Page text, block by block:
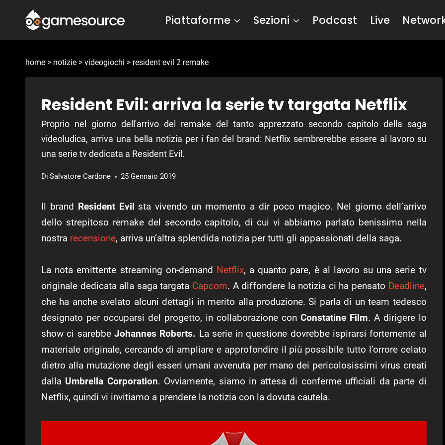
contenuto
Piattaforme Sezioni Podcast Live
home > notizie > videogiochi > resident evil 2 remake
Resident Evil: arriva la serie tv targata Netflix
Proprio nel giorno dell'arrivo del remake del tanto apprezzato secondo capitolo della saga
videoludica, arriva una bella notizia per i fan del brand: Netflix sembrerebbe essere al lavoro su
una serie tv dedicata a Resident Evil.
Di Salvatore Cardone 25 Gennaio 2019
Il brand Resident Evil sta vivendo un momento a dir poco magico. Nel giorno dell’arrivo
dello strepitoso remake del secondo capitolo, di cui vi abbiamo parlato benissimo nella
nostra recensione, arriva un’altra splendida notizia per tutti gli appassionati della saga.
La nota emittente streaming on-demand Netflix, a quanto pare, è al lavoro su una serie tv
originale dedicata alla saga targata Capcom. A diffondere la notizia ci ha pensato Deadline,
che ha anche svelato alcuni dettagli in merito alla produzione. Si parla di un team tedesco
designato per occuparsi del progetto, in collaborazione conConstatine Film. A dirigere lo
show ci sarebbe Johannes Roberts. La serie in questione dovrebbe ispirarsi fortemente al
materiale originale, cercando di ampliare e approfondire il più possibile tutto l’orrore celato
dietro alla mutazione degli esseri umani avvenuta per mano dei pericolosissimi virus creati
dalla Umbrella Corporation. Ovviamente, siamo in attesa di conferme ufficiali da parte di
Netflix, quindi vi invitiamo a prendere la notizia con la dovuta cautela.